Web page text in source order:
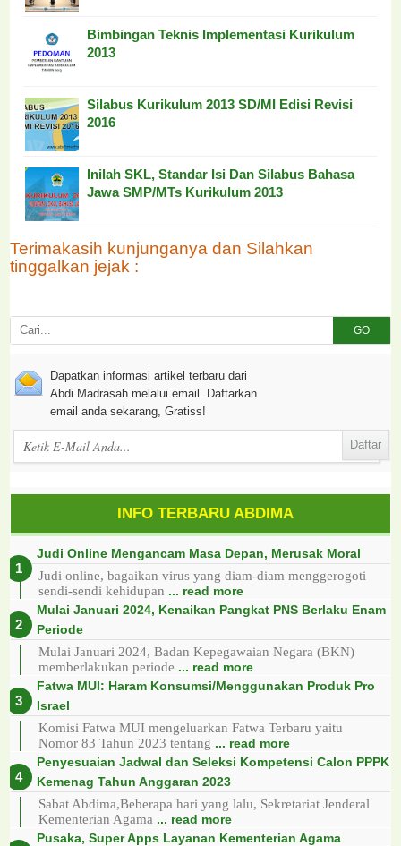
Bimbingan Teknis Implementasi Kurikulum
2013
Silabus Kurikulum 2013 SD/MI Edisi Revisi
2016
Inilah SKL, Standar Isi Dan Silabus Bahasa
Jawa SMP/MTs Kurikulum 2013
Terimakasih kunjunganya dan Silahkan
tinggalkan jejak :
GO
Dapatkan informasi artikel terbaru dari
Abdi Madrasah melalui email. Daftarkan
email anda sekarang, Gratiss!
INFO TERBARU ABDIMA
Judi Online Mengancam Masa Depan, Merusak Moral
Judi online, bagaikan virus yang diam-diam menggerogoti
sendi-sendi kehidupan ... read more
Mulai Januari 2024, Kenaikan Pangkat PNS Berlaku Enam
Periode
Mulai Januari 2024, Badan Kepegawaian Negara (BKN)
memberlakukan periode ... read more
Fatwa MUI: Haram Konsumsi/Menggunakan Produk Pro
Israel
Komisi Fatwa MUI mengeluarkan Fatwa Terbaru yaitu
Nomor 83 Tahun 2023 tentang ... read more
Penyesuaian Jadwal dan Seleksi Kompetensi Calon PPPK
Kemenag Tahun Anggaran 2023
Sabat Abdima,Beberapa hari yang lalu, Sekretariat Jenderal
Kementerian Agama ... read more
Pusaka, Super Apps Layanan Kementerian Agama